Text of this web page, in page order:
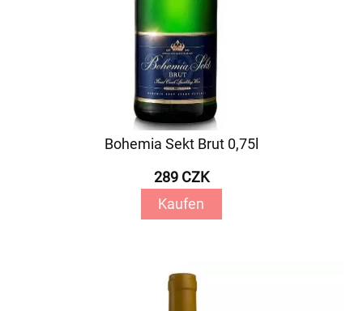
Bohemia Sekt Brut 0,75l
289 CZK
Kaufen